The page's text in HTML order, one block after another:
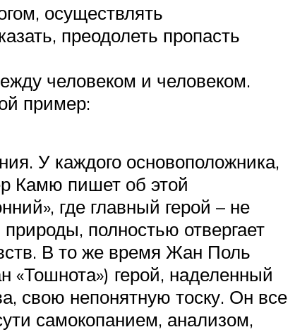
осуществлять
преодолеть пропасть
человеком и человеком.
пример:
У каждого основоположника,
Камю пишет об этой
где главный герой – не
полностью отвергает
В то же время Жан Поль
«Тошнота») герой, наделенный
свою непонятную тоску. Он все
самокопанием, анализом,